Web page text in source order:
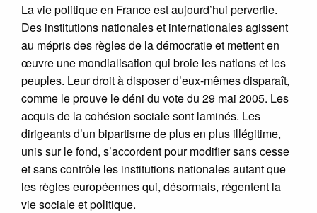
La vie politique en France est aujourd’hui pervertie.
Des institutions nationales et internationales agissent
au mépris des règles de la démocratie et mettent en
œuvre une mondialisation qui broie les nations et les
peuples. Leur droit à disposer d’eux-mêmes disparaît,
comme le prouve le déni du vote du 29 mai 2005. Les
acquis de la cohésion sociale sont laminés. Les
dirigeants d’un bipartisme de plus en plus illégitime,
unis sur le fond, s’accordent pour modifier sans cesse
et sans contrôle les institutions nationales autant que
les règles européennes qui, désormais, régentent la
vie sociale et politique.